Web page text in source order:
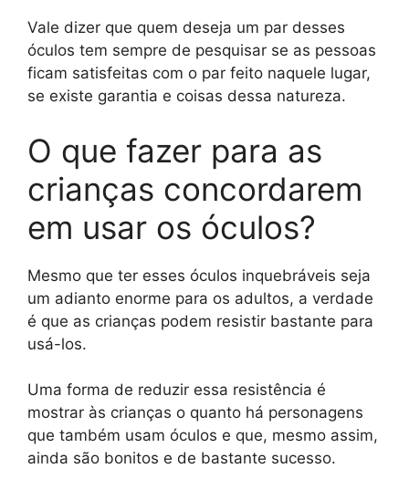
Vale dizer que quem deseja um par desses
óculos tem sempre de pesquisar se as pessoas
ficam satisfeitas com o par feito naquele lugar,
se existe garantia e coisas dessa natureza.
O que fazer para as
crianças concordarem
em usar os óculos?
Mesmo que ter esses óculos inquebráveis seja
um adianto enorme para os adultos, a verdade
é que as crianças podem resistir bastante para
usá-los.
Uma forma de reduzir essa resistência é
mostrar às crianças o quanto há personagens
que também usam óculos e que, mesmo assim,
ainda são bonitos e de bastante sucesso.